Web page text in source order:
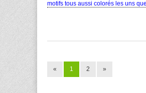
motifs tous aussi colorés les uns
« 1 2 »